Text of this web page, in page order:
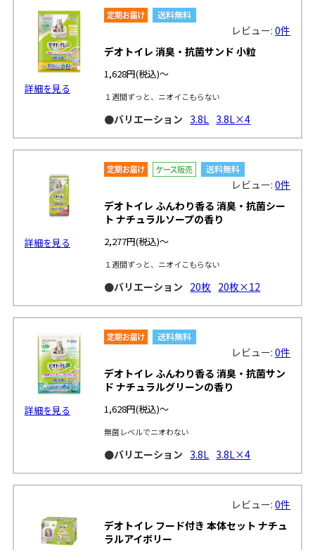
詳細を見る
レビュー:0件
デオトイレ 消臭・抗菌サンド 小粒
1,628円(税込)～
１週間ずっと、ニオイこもらない
●バリエーション 3.8L 3.8L×4
詳細を見る
レビュー:0件
デオトイレ ふんわり香る 消臭・抗菌シー
ト ナチュラルソープの香り
2,277円(税込)～
１週間ずっと、ニオイこもらない
●バリエーション 20枚 20枚×12
詳細を見る
レビュー:0件
デオトイレ ふんわり香る 消臭・抗菌サン
ド ナチュラルグリーンの香り
1,628円(税込)～
無菌レベルでニオわない
●バリエーション 3.8L 3.8L×4
レビュー:0件
デオトイレ フード付き 本体セット ナチュ
ラルアイボリー